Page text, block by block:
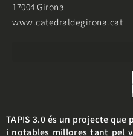
17004 Girona
www.catedraldegirona.cat
TAPIS 3.0 és un projecte
i notables millores tant pel